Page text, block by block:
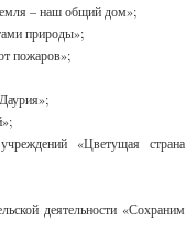
– наш общий дом»;
природы»;
пожаров»;
«Цветущая страна
деятельности «Сохраним